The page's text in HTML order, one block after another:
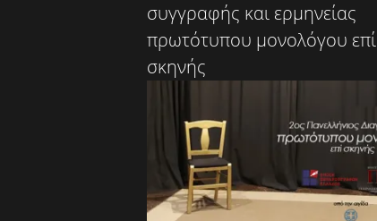
συγγραφής και ερμηνείας
πρωτότυπου μονολόγου επί
σκηνής